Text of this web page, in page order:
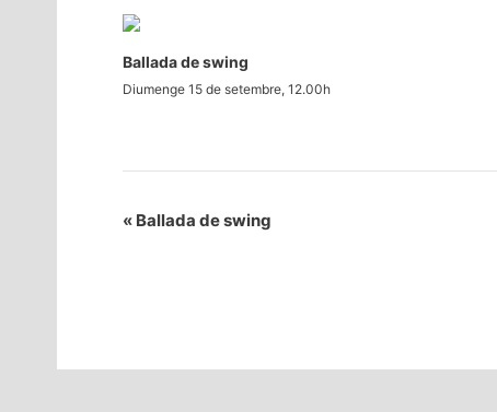
Ballada de swing
Diumenge 15 de setembre, 12.00h
« Ballada de swing